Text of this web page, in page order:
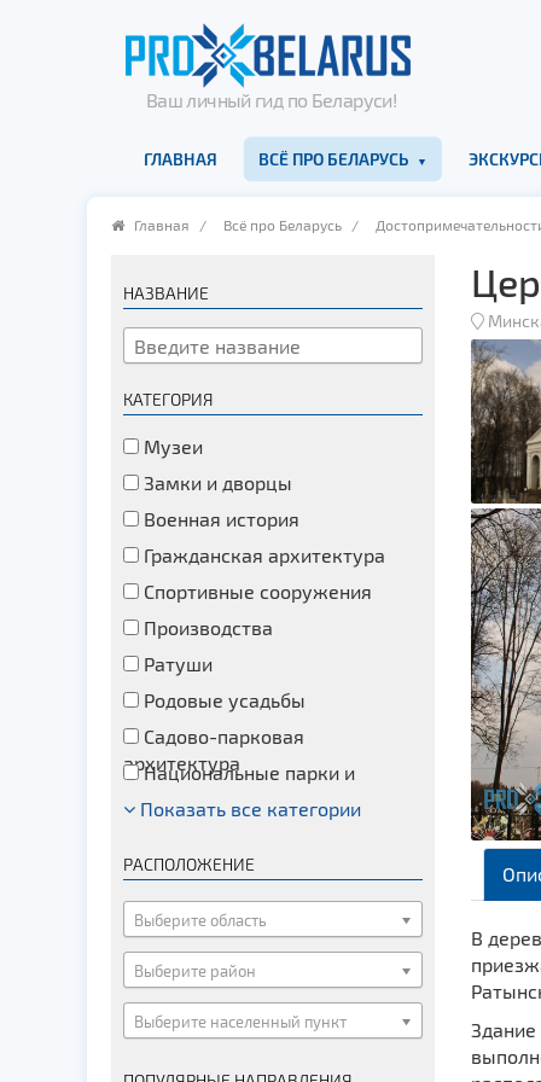
Ваш личный гид по Беларуси!
ГЛАВНАЯ ВСЁ ПРО БЕЛАРУСЬ
Главная / Всё про Беларусь /
НАЗВАНИЕ
КАТЕГОРИЯ
Музеи
Замки и дворцы
Военная история
Гражданская архитектура
Спортивные сооружения
Производства
Ратуши
Родовые усадьбы
Садово-парковая
архитектура
Национальные парки и
заказники
Озера и водоемы
Памятники археологии
Памятники геодезии
Памятники природы
Памятники известным людям
Церкви
Показать все категории
РАСПОЛОЖЕНИЕ
Выберите область
Выберите район
Выберите населенный пункт
В